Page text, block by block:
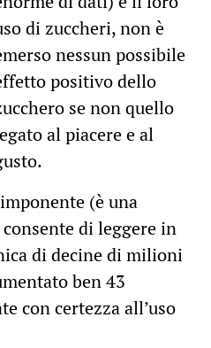
di zuccheri, non è
nessun possibile
positivo dello
se non quello
al piacere e al
(è una
consente di leggere in
di decine di milioni
ben 43
con certezza all’uso